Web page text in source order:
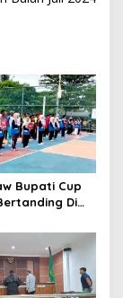
Bupati Cup
Di